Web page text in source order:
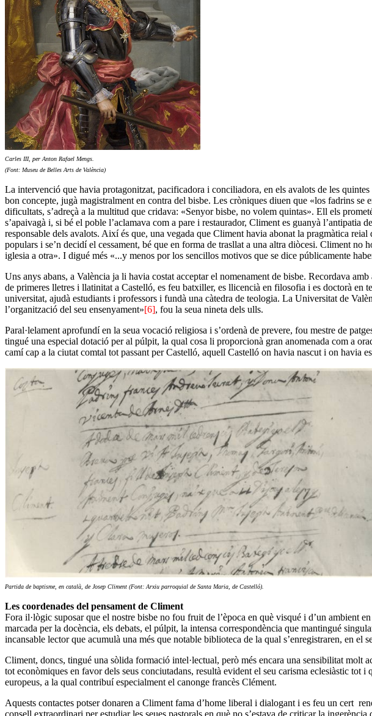
Carles III, per Anton Rafael Mengs.
(Font: Museu de Belles Arts de València)
La intervenció que havia protagonitzat, pacificadora i conciliadora, en els avalots de les
bon concepte, jugà magistralment en contra del bisbe. Les cròniques diuen que «los fadrins se
dificultats, s’adreçà a la multitud que cridava: «Senyor bisbe, no volem quintas». Ell els
s’apaivagà i, si bé el poble l’aclamava com a pare i restaurador, Climent es guanyà
responsable dels avalots. Així és que, una vegada que Climent havia abonat la pragmàtica
populars i se’n decidí el cessament, bé que en forma de trasllat a una altra diòcesi. Climent
iglesia a otra». I digué més «...y menos por los sencillos motivos que se dice públicamente
Uns anys abans, a València ja li havia costat acceptar el nomenament de bisbe. Recordava
de primeres lletres i llatinitat a Castelló, es feu batxiller, es llicencià en filosofia i es doctorà en
universitat, ajudà estudiants i professors i fundà una càtedra de teologia. La Universitat de
l’organització del seu ensenyament»[6], fou la seua nineta dels ulls.
Paral·lelament aprofundí en la seua vocació religiosa i s’ordenà de prevere, fou mestre de
tingué una especial dotació per al púlpit, la qual cosa li proporcionà gran anomenada com a
camí cap a la ciutat comtal tot passant per Castelló, aquell Castelló on havia nascut i on havia
Partida de baptisme, en català, de Josep Climent (Font: Arxiu parroquial de Santa Maria, de Castelló).
Les coordenades del pensament de Climent
Fora il·lògic suposar que el nostre bisbe no fou fruit de l’època en què visqué i d’un ambient
marcada per la docència, els debats, el púlpit, la intensa correspondència que mantingué
incansable lector que acumulà una més que notable biblioteca de la qual s’enregistraren, en el
Climent, doncs, tingué una sòlida formació intel·lectual, però més encara una sensibilitat molt
tot econòmiques en favor dels seus conciutadans, resultà evident el seu carisma eclesiàstic tot
europeus, a la qual contribuí especialment el canonge francès Clément.
Aquests contactes potser donaren a Climent fama d’home liberal i dialogant i es feu un cert
consell extraordinari per estudiar les seues pastorals en què no s’estava de criticar la